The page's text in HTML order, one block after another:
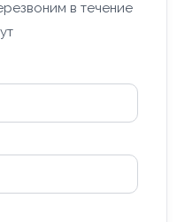
в течение